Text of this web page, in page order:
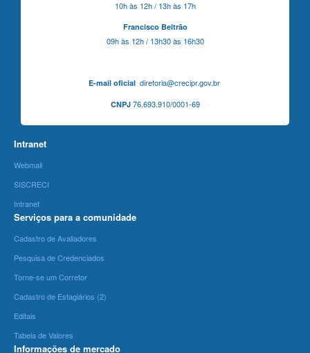
10h às 12h / 13h às 17h
Francisco Beltrão
09h às 12h / 13h30 às 16h30
E-mail oficialdiretoria@crecipr.gov.br
CNPJ76.693.910/0001-69
Intranet
Webmail
SISCRECI
Intranet
Serviços para a comunidade
Cadastro de Avaliadores
Pesquisa de Credenciados
Torne-se um Corretor
Cadastro de Estagiários (2)
Editais
Tabela de Valores
Informações de mercado